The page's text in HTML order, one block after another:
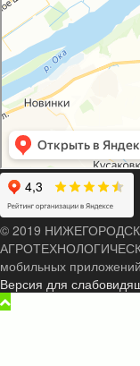
© 2019
мобильных
Версия для